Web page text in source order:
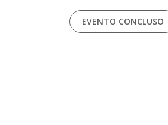
EVENTO CONCLUSO